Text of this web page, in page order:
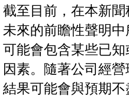
截至目前，在本新
未來的前瞻性聲明中
可能會包含某些已
因素。隨著公司經
結果可能會與預期